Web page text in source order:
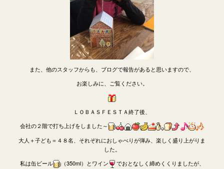
また、他のスタッフからも、ブログで報告があると思いますので、
お楽しみに、ご覧ください。
ＬＯＢＡＳＦＥＳＴＡ終了後、
会社の２階で打ち上げをしました～
大人＋子ども＝４８名、それぞれにおしゃべりが弾み、楽しく盛り上がりま
した。
私は缶ビール
（350ml）とワイン でおとなしく締めくくりましたが、